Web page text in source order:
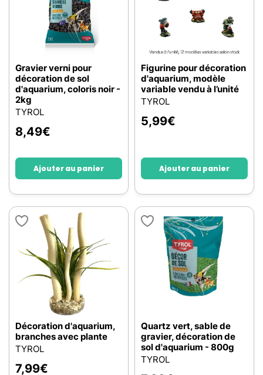
Gravier verni pour
décoration de sol
d'aquarium, coloris noir -
2kg
TYROL
8,49€
Ajouter au panier
Figurine pour décoration
d'aquarium, modèle
variable vendu à l’unité
TYROL
5,99€
Ajouter au panier
Décoration d'aquarium,
branches avec plante
TYROL
7,99€
Quartz vert, sable de
gravier, décoration de
sol d'aquarium - 800g
TYROL